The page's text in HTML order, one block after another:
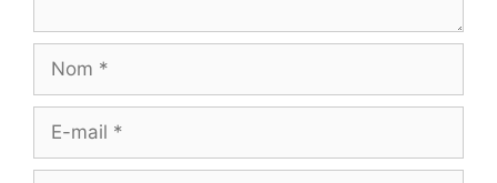
mail